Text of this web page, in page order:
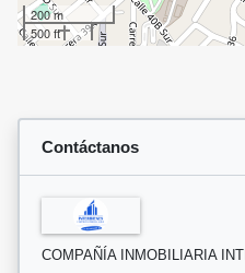
200 m
500 ft
Contáctanos
COMPAÑÍA INMOBILIARIA